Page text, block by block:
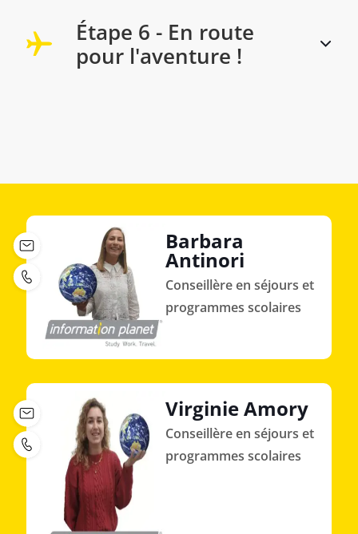
Étape 6 - En route
pour l'aventure !
Barbara
Antinori
Conseillère en séjours et
programmes scolaires
Virginie Amory
Conseillère en séjours et
programmes scolaires